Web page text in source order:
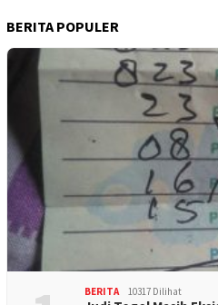
BERITA POPULER
BERITA 10317 Dilihat